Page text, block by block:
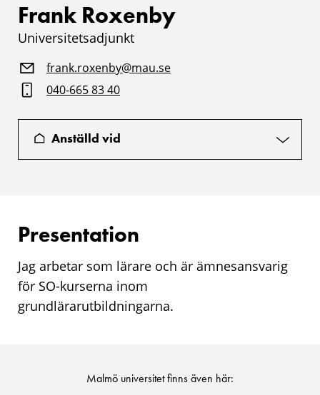
Frank Roxenby
Universitetsadjunkt
frank.roxenby@mau.se
040-665 83 40
Anställd vid
Presentation
Jag arbetar som lärare och är ämnesansvarig
för SO-kurserna inom
grundlärarutbildningarna.
Malmö universitet finns även här: